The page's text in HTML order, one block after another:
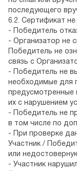
последующего
6.2. Сертификат
- Победитель
- Организатор не
Победитель не
связь с
- Победитель не
необходимые для
предусмотренные
их с нарушением
- Победитель не
в том числе по
- При проверке
Участник /
или
- Участник